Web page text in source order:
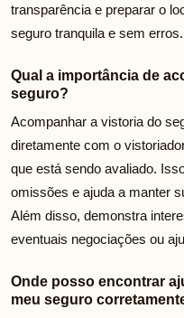
transparência e preparar o
seguro tranquila e sem erros.
Qual a importância de
seguro?
Acompanhar a vistoria do
diretamente com o
que está sendo avaliado.
omissões e ajuda a manter
Além disso, demonstra
eventuais negociações ou
Onde posso encontrar
meu seguro